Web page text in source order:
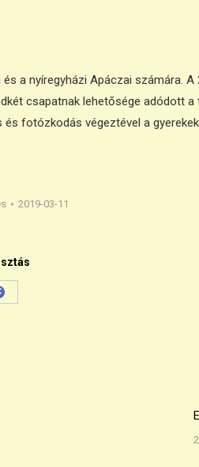
a nyíregyházi Apáczai számára.
csapatnak lehetősége adódott
fotózkodás végeztével a
2019-03-11